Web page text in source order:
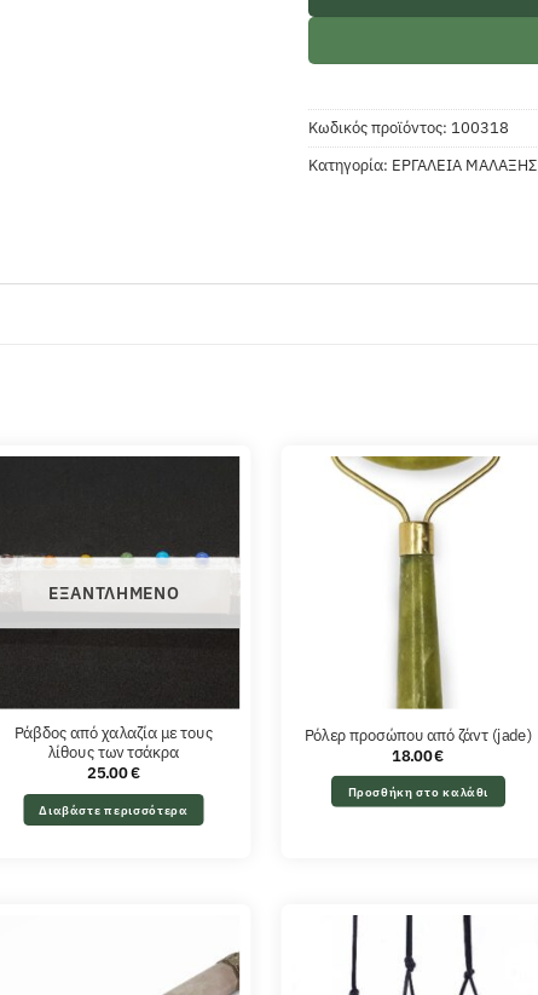
Κωδικός προϊόντος: 100318
Κατηγορία: ΕΡΓΑΛΕΙΑ ΜΑΛΑΞΗΣ
ΕΞΑΝΤΛΗΜΈΝΟ
Ράβδος από χαλαζία με τους
λίθους των τσάκρα
25.00€
Διαβάστε περισσότερα
Ρόλερ προσώπου από ζάντ (jade)
18.00€
Προσθήκη στο καλάθι